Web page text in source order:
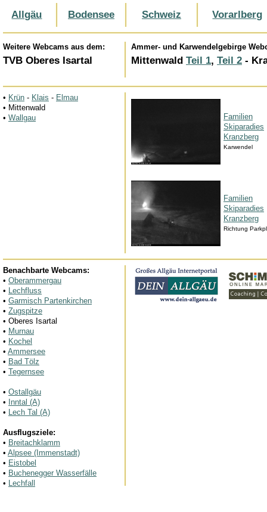
Allgäu Bodensee Schweiz Vorarlberg
Weitere Webcams aus dem: Ammer- und Karwendelgebirge
TVB Oberes Isartal Mittenwald Teil 1, Teil 2 -
• Krün - Klais - Elmau
• Mittenwald
• Wallgau
Familien
Skiparadies
Kranzberg
Karwendel
Familien
Skiparadies
Kranzberg
Richtung
Benachbarte Webcams:
• Oberammergau
• Lechfluss
• Garmisch Partenkirchen
• Zugspitze
• Oberes Isartal
• Murnau
• Kochel
• Ammersee
• Bad Tölz
• Tegernsee
• Ostallgäu
• Inntal (A)
• Lech Tal (A)
Ausflugsziele:
• Breitachklamm
• Alpsee (Immenstadt)
• Eistobel
• Buchenegger Wasserfälle
• Lechfall